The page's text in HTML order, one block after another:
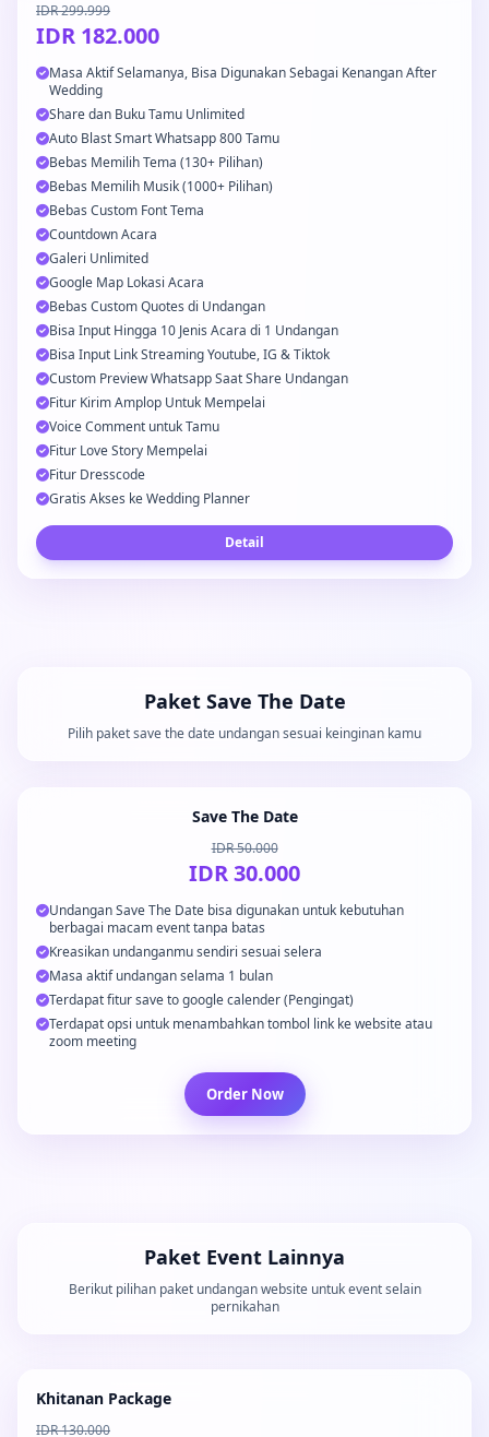
IDR 299.999
IDR 182.000
Masa Aktif Selamanya, Bisa Digunakan Sebagai Kenangan After
Wedding
Share dan Buku Tamu Unlimited
Auto Blast Smart Whatsapp 800 Tamu
Bebas Memilih Tema (130+ Pilihan)
Bebas Memilih Musik (1000+ Pilihan)
Bebas Custom Font Tema
Countdown Acara
Galeri Unlimited
Google Map Lokasi Acara
Bebas Custom Quotes di Undangan
Bisa Input Hingga 10 Jenis Acara di 1 Undangan
Bisa Input Link Streaming Youtube, IG & Tiktok
Custom Preview Whatsapp Saat Share Undangan
Fitur Kirim Amplop Untuk Mempelai
Voice Comment untuk Tamu
Fitur Love Story Mempelai
Fitur Dresscode
Gratis Akses ke Wedding Planner
Detail
Paket Save The Date
Pilih paket save the date undangan sesuai keinginan kamu
Save The Date
IDR 50.000
IDR 30.000
Undangan Save The Date bisa digunakan untuk kebutuhan
berbagai macam event tanpa batas
Kreasikan undanganmu sendiri sesuai selera
Masa aktif undangan selama 1 bulan
Terdapat fitur save to google calender (Pengingat)
Terdapat opsi untuk menambahkan tombol link ke website atau
zoom meeting
Order Now
Paket Event Lainnya
Berikut pilihan paket undangan website untuk event selain
pernikahan
Khitanan Package
IDR 130.000